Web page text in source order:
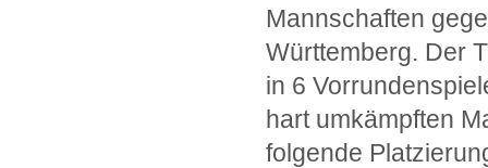
Mannschaften
Württemberg. Der
in 6
hart umkämpften
folgende